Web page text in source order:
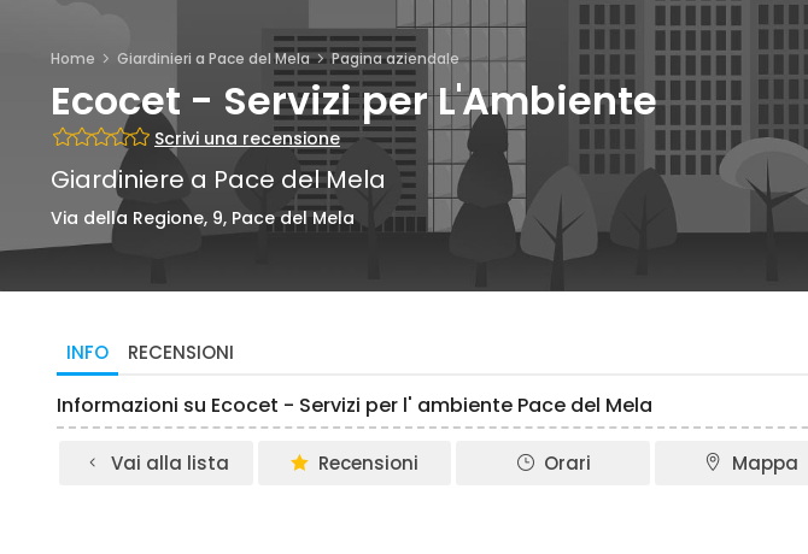
Home Giardinieri a Pace del Mela Pagina aziendale
Ecocet - Servizi per L'Ambiente
Scrivi una recensione
Giardiniere a Pace del Mela
Via della Regione, 9, Pace del Mela
INFO RECENSIONI
Informazioni su Ecocet - Servizi per l' ambiente Pace del Mela
Vai alla lista Recensioni Orari Mappa